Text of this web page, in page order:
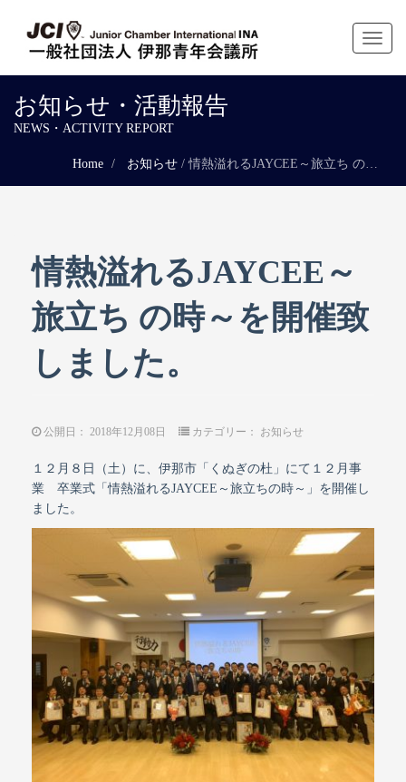
Toggle
お知らせ・活動報告
NEWS・ACTIVITY REPORT
Home お知らせ / 情熱溢れるJAYCEE～旅立ち の時～を開催致しました。
情熱溢れるJAYCEE～
旅立ち の時～を開催致
しました。
公開日： 2018年12月08日 カテゴリー： お知らせ
１２月８日（土）に、伊那市「くぬぎの杜」にて１２月事
業 卒業式「情熱溢れるJAYCEE～旅立ちの時～」を開催し
ました。